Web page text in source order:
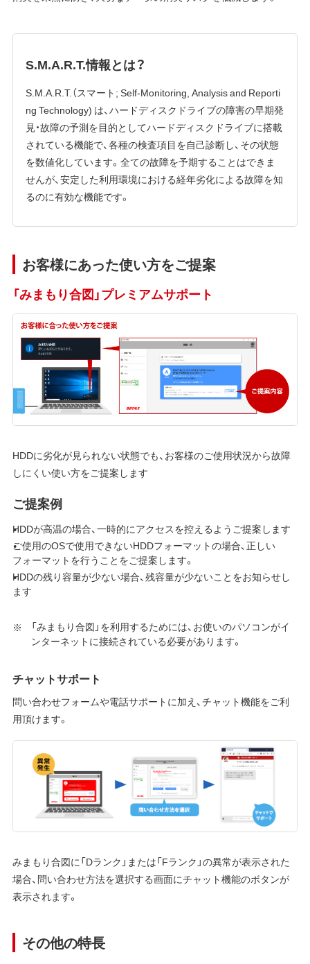
S.M.A.R.T.情報とは？
S.M.A.R.T.（スマート; Self-Monitoring, Analysis and Reporti
ng Technology) は、ハードディスクドライブの障害の早期発
見・故障の予測を目的としてハードディスクドライブに搭載
されている機能で、各種の検査項目を自己診断し、その状態
を数値化しています。全ての故障を予期することはできま
せんが、安定した利用環境における経年劣化による故障を知
るのに有効な機能です。
お客様にあった使い方をご提案
「みまもり合図」プレミアムサポート
HDDに劣化が見られない状態でも、お客様のご使用状況から故障
しにくい使い方をご提案します
ご提案例
HDDが高温の場合、一時的にアクセスを控えるようご提案します
ご使用のOSで使用できないHDDフォーマットの場合、正しい
フォーマットを行うことをご提案します。
HDDの残り容量が少ない場合、残容量が少ないことをお知らせし
ます
「みまもり合図」を利用するためには、お使いのパソコンがイ
ンターネットに接続されている必要があります。
チャットサポート
問い合わせフォームや電話サポートに加え、チャット機能をご利
用頂けます。
みまもり合図に「Dランク」または「Fランク」の異常が表示された
場合、問い合わせ方法を選択する画面にチャット機能のボタンが
表示されます。
その他の特長